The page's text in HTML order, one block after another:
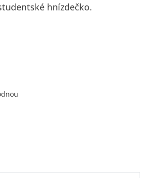
hnízdečko.